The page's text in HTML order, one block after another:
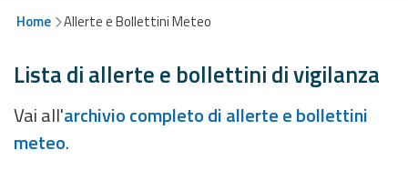
Allerte e
Bollettini
Valanghe
Home Allerte e Bollettini Meteo
Lista di allerte e bollettini di vigilanza
Vai all'archivio completo di allerte e bollettini
meteo.